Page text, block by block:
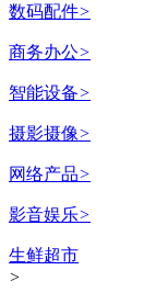
数码配件>
商务办公>
智能设备>
摄影摄像>
网络产品>
影音娱乐>
生鲜超市
>